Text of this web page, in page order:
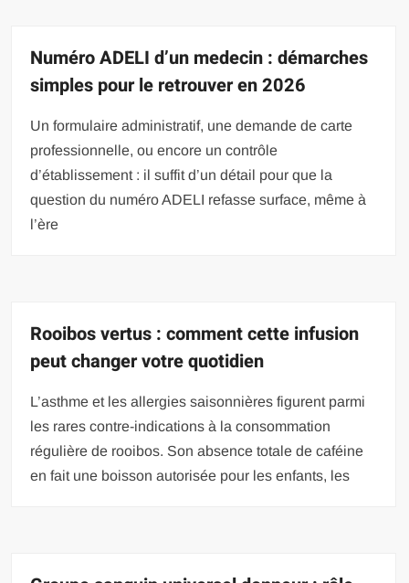
Numéro ADELI d’un medecin : démarches
simples pour le retrouver en 2026
Un formulaire administratif, une demande de carte
professionnelle, ou encore un contrôle
d’établissement : il suffit d’un détail pour que la
question du numéro ADELI refasse surface, même à
l’ère
Rooibos vertus : comment cette infusion
peut changer votre quotidien
L’asthme et les allergies saisonnières figurent parmi
les rares contre-indications à la consommation
régulière de rooibos. Son absence totale de caféine
en fait une boisson autorisée pour les enfants, les